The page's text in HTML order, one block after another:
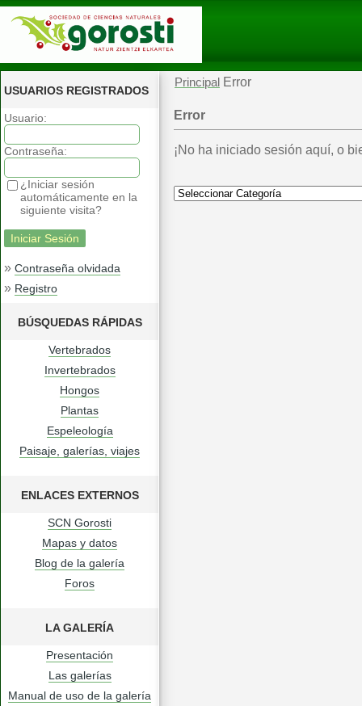
USUARIOS REGISTRADOS
Usuario:
Contraseña:
¿Iniciar sesión
automáticamente en la
siguiente visita?
» Contraseña olvidada
» Registro
BÚSQUEDAS RÁPIDAS
Vertebrados
Invertebrados
Hongos
Plantas
Espeleología
Paisaje, galerías, viajes
ENLACES EXTERNOS
SCN Gorosti
Mapas y datos
Blog de la galería
Foros
LA GALERÍA
Presentación
Las galerías
Manual de uso de la galería
Principal Error
Error
¡No ha iniciado sesión aquí, o